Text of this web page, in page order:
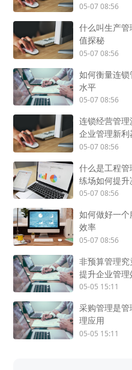
05-07 08:56
什么叫生产
值探秘
05-07 08:56
如何衡量连
水平
05-07 08:56
连锁经营管
企业管理新利
05-07 08:56
什么是工程
练场如何提升
05-07 08:56
如何做好一
效率
05-07 08:56
非预算管理
提升企业管理
05-05 15:11
采购管理是
理应用
05-05 15:11